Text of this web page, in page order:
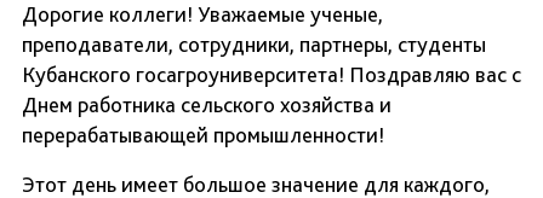
Дорогие коллеги! Уважаемые ученые,
преподаватели, сотрудники, партнеры, студенты
Кубанского госагроуниверситета! Поздравляю вас с
Днем работника сельского хозяйства и
перерабатывающей промышленности!
Этот день имеет большое значение для каждого,